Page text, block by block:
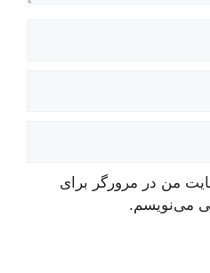
من در مرورگر برای
می‌نویسم.